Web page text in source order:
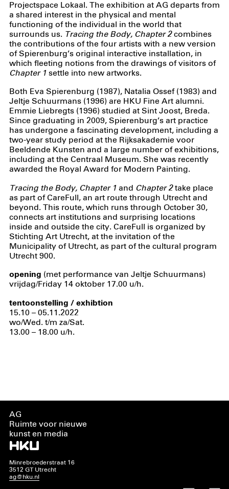
Projectspace Lokaal. The exhibition at AG departs from
a shared interest in the physical and mental
functioning of the individual in the world that
surrounds us. Tracing the Body, Chapter 2combines
the contributions of the four artists with a new version
of Spierenburg’s original interactive installation, in
which fleeting notions from the drawings of visitors of
Chapter 1settle into new artworks.
Both Eva Spierenburg (1987), Natalia Ossef (1983) and
Jeltje Schuurmans (1996) are HKU Fine Art alumni.
Emmie Liebregts (1996) studied at Sint Joost, Breda.
Since graduating in 2009, Spierenburg’s art practice
has undergone a fascinating development, including a
two-year study period at the Rijksakademie voor
Beeldende Kunsten and a large number of exhibitions,
including at the Centraal Museum. She was recently
awarded the Royal Award for Modern Painting.
Tracing the Body, Chapter 1and Chapter 2take place
as part of CareFull, an art route through Utrecht and
beyond. This route, which runs through October 30,
connects art institutions and surprising locations
inside and outside the city. CareFull is organized by
Stichting Art Utrecht, at the invitation of the
Municipality of Utrecht, as part of the cultural program
Utrecht 900.
opening (met performance van Jeltje Schuurmans)
vrijdag/Friday 14 oktober 17.00 u/h.
tentoonstelling / exhibtion
15.10 – 05.11.2022
wo/Wed. t/m za/Sat.
13.00 – 18.00 u/h.
AG
Ruimte voor nieuwe
kunst en media
Minrebroederstraat 16
3512 GT Utrecht
ag@hku.nl